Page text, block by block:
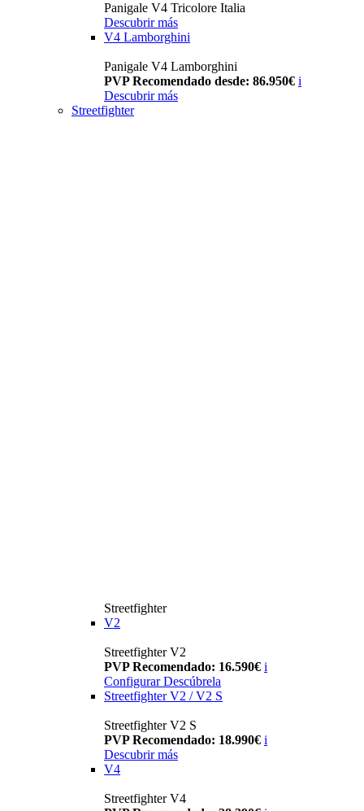
Panigale V4 Tricolore Italia
Descubrir más
V4 Lamborghini
Panigale V4 Lamborghini
PVP Recomendado desde: 86.950€ i
Descubrir más
Streetfighter
Streetfighter
V2
Streetfighter V2
PVP Recomendado: 16.590€ i
Configurar Descúbrela
Streetfighter V2 / V2 S
Streetfighter V2 S
PVP Recomendado: 18.990€ i
Descubrir más
V4
Streetfighter V4